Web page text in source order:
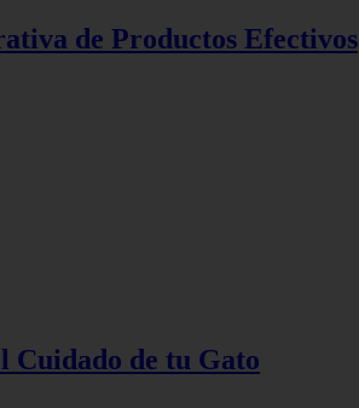
de Productos Efectivos
Cuidado de tu Gato